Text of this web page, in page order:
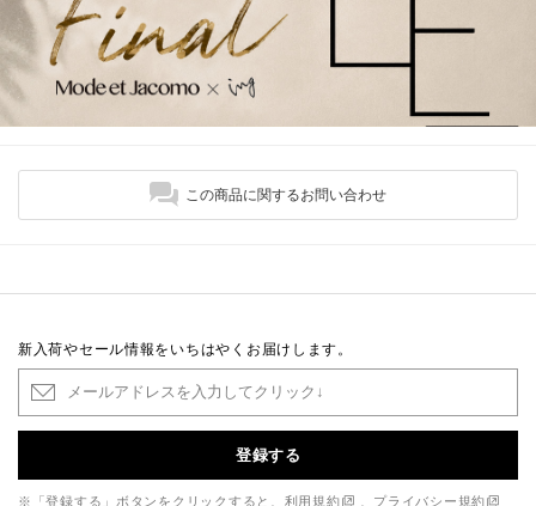
この商品に関するお問い合わせ
新入荷やセール情報をいちはやくお届けします。
登録する
※「登録する」ボタンをクリックすると、 利用規約
プライバシー規約